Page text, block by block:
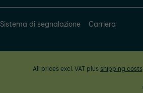
Sistema di segnalazione Carriera
All prices excl. VAT plus shipping costs